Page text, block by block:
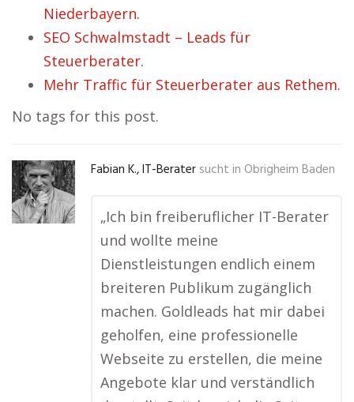
Niederbayern.
SEO Schwalmstadt – Leads für
Steuerberater.
Mehr Traffic für Steuerberater aus Rethem.
No tags for this post.
Fabian K., IT-Berater sucht in Obrigheim Baden
„Ich bin freiberuflicher IT-Berater
und wollte meine
Dienstleistungen endlich einem
breiteren Publikum zugänglich
machen. Goldleads hat mir dabei
geholfen, eine professionelle
Webseite zu erstellen, die meine
Angebote klar und verständlich